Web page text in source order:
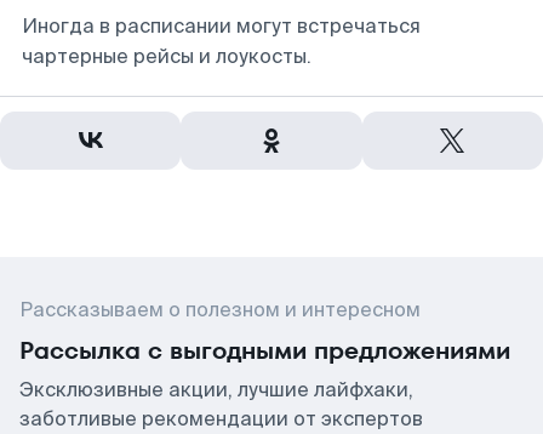
Иногда в расписании могут встречаться
чартерные рейсы и лоукосты.
Рассказываем о полезном и интересном
Рассылка с выгодными предложениями
Эксклюзивные акции, лучшие лайфхаки,
заботливые рекомендации от экспертов